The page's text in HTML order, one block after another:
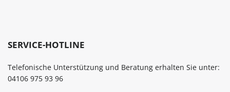
SERVICE-HOTLINE
Telefonische Unterstützung und Beratung erhalten Sie unter:
04106 975 93 96